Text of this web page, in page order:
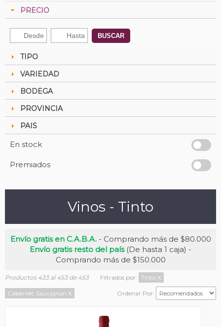
PRECIO
BUSCAR
TIPO
VARIEDAD
BODEGA
PROVINCIA
PAIS
En stock
Premiados
Vinos - Tinto
Envío gratis en C.A.B.A.- Comprando más de $80.000
Envío gratis resto del país(De hasta 1 caja) -
Comprando más de $150.000
Productos 433 al 453 de 453 Filtrados por: Tinto X
Cabernet Sauvignon X Ordenar Por: